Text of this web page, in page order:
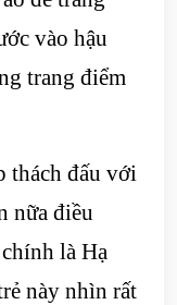
vào hậu
trang điểm
thách đấu với
nữa điều
là Hạ
này nhìn rất